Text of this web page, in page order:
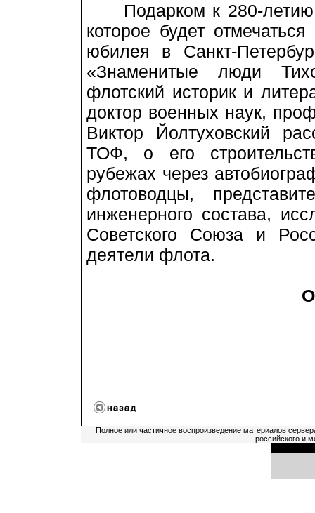
Подарком к 280-летию
которое будет
юбилея в Санкт-
«Знаменитые люди
флотский историк и
доктор военных наук,
Виктор Йолтуховский
ТОФ, о его
рубежах через
флотоводцы,
инженерного состава,
Советского Союза и
деятели флота.
Полное или частичное воспроизведение материалов
российского и